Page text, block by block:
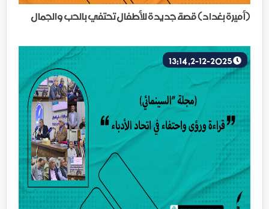
(أميرة بغداد) قصة جديدة للأطفال تحتفي بالحب والجمال